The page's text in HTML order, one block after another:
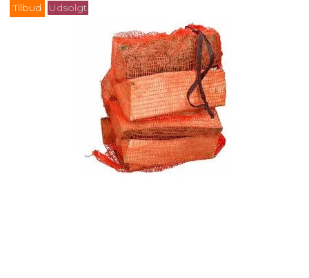
Tilbud Udsolgt